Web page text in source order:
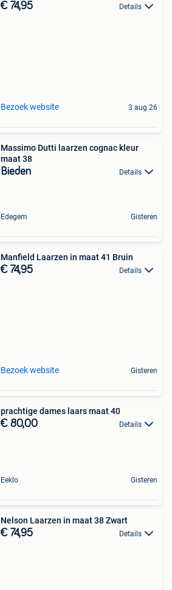
€ 74,95 Details
Bezoek website 3 aug 26
Massimo Dutti laarzen cognac kleur
maat 38
Bieden Details
Edegem Gisteren
Manfield Laarzen in maat 41 Bruin
€ 74,95 Details
Bezoek website Gisteren
prachtige dames laars maat 40
€ 80,00 Details
Eeklo Gisteren
Nelson Laarzen in maat 38 Zwart
€ 74,95 Details